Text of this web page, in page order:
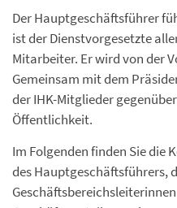
Der Hauptgeschäftsführer
ist der Dienstvorgesetzte
Mitarbeiter. Er wird von der
Gemeinsam mit dem
der IHK-Mitglieder
Öffentlichkeit.
Im Folgenden finden Sie die
des Hauptgeschäftsführers,